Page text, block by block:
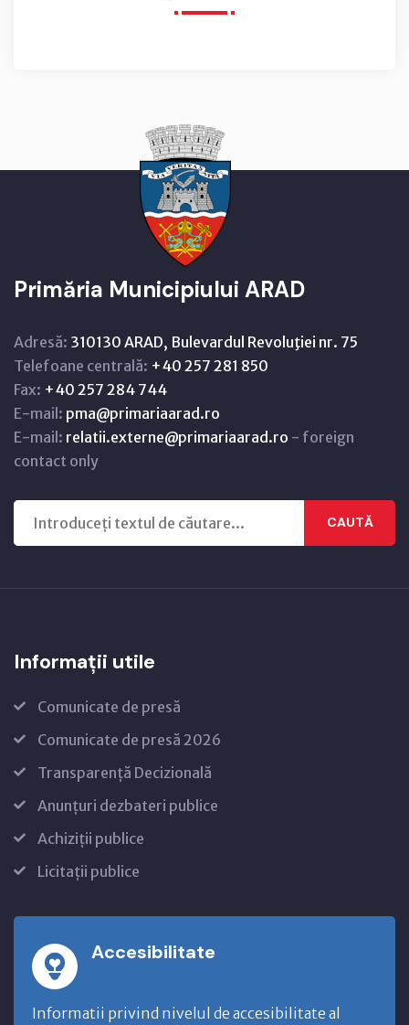
Primăria Municipiului ARAD
Adresă: 310130 ARAD, Bulevardul Revoluţiei nr. 75
Telefoane centrală: +40 257 281 850
Fax: +40 257 284 744
E-mail: pma@primariaarad.ro
E-mail: relatii.externe@primariaarad.ro - foreign
contact only
CAUTĂ
Informații utile
Comunicate de presă
Comunicate de presă 2026
Transparență Decizională
Anunțuri dezbateri publice
Achiziții publice
Licitații publice
Accesibilitate
Informatii privind nivelul de accesibilitate al